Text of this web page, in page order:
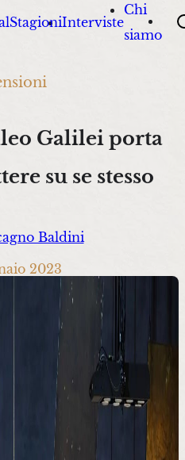
StagioniInterviste
Chi
siamo
Galilei porta
su se stesso
Baldini
2023